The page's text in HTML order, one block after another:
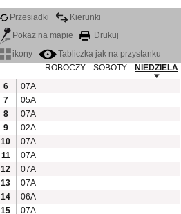
Przesiadki
Kierunki
Pokaż na mapie
Drukuj
ikony
Tabliczka jak na przystanku
ROBOCZY
SOBOTY
NIEDZIELA
6
07A
7
05A
8
07A
9
02A
10
07A
11
07A
12
07A
13
07A
14
06A
15
07A